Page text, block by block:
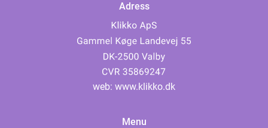
Adress
web: www.klikko.dk
Menu